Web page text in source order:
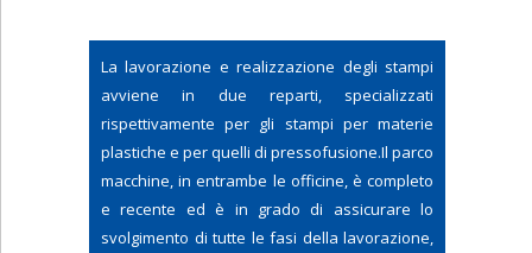
La lavorazione e realizzazione degli stampi
avviene in due reparti, specializzati
rispettivamente per gli stampi per materie
plastiche e per quelli di pressofusione.Il parco
macchine, in entrambe le officine, è completo
e recente ed è in grado di assicurare lo
svolgimento di tutte le fasi della lavorazione,